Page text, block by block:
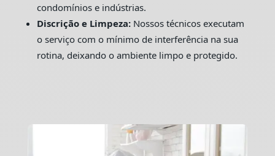
condomínios e indústrias.
Discrição e Limpeza:Nossos técnicos executam
o serviço com o mínimo de interferência na sua
rotina, deixando o ambiente limpo e protegido.